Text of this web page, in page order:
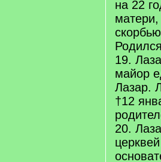
на 22
матери,
19.
майор
Лазар.
†12
20.